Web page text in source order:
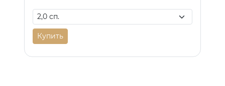
Купить